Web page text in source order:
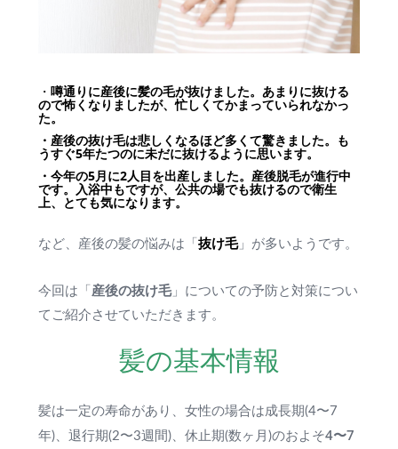
・噂通りに産後に髪の毛が抜けました。あまりに抜ける
ので怖くなりましたが、忙しくてかまっていられなかっ
た。
・産後の抜け毛は悲しくなるほど多くて驚きました。も
うすぐ5年たつのに未だに抜けるように思います。
・今年の5月に2人目を出産しました。産後脱毛が進行中
です。入浴中もですが、公共の場でも抜けるので衛生
上、とても気になります。
など、産後の髪の悩みは「抜け毛」が多いようです。
今回は「 産後の抜け毛」についての予防と対策につい
てご紹介させていただきます。
髪の基本情報
髪は一定の寿命があり、女性の場合は成長期(4〜7
年)、退行期(2〜3週間)、休止期(数ヶ月)のおよそ4〜7